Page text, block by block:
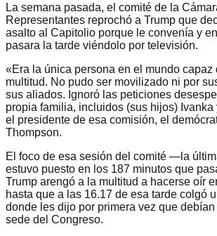
La semana pasada, el comité de la
Representantes reprochó a Trump que
asalto al Capitolio porque le convenía y
pasara la tarde viéndolo por televisión.
«Era la única persona en el mundo capaz
multitud. No pudo ser movilizado ni por
sus aliados. Ignoró las peticiones
propia familia, incluidos (sus hijos) Ivanka
el presidente de esa comisión, el
Thompson.
El foco de esa sesión del comité —la
estuvo puesto en los 187 minutos que
Trump arengó a la multitud a hacerse oír
hasta que a las 16.17 de esa tarde colgó
donde les dijo por primera vez que
sede del Congreso.